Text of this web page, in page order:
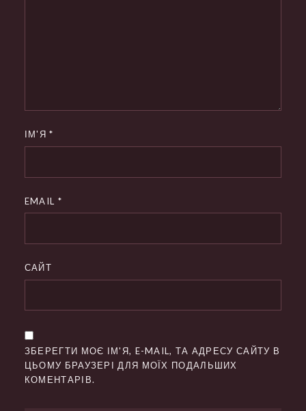
ІМ'Я*
EMAIL *
САЙТ
ЗБЕРЕГТИ МОЄ ІМ'Я, E-MAIL, ТА АДРЕСУ САЙТУ В
ЦЬОМУ БРАУЗЕРІ ДЛЯ МОЇХ ПОДАЛЬШИХ
КОМЕНТАРІВ.